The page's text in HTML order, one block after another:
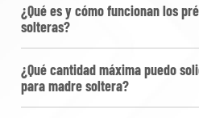
¿Qué es y cómo funcionan los
solteras?
¿Qué cantidad máxima puedo
para madre soltera?